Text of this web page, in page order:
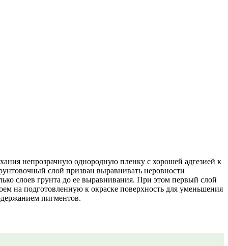
непрозрачную однородную пленку с хорошей адгезией к
слой призван выравнивать неровности
слоев грунта до ее выравнивания. При этом первый слой
на подготовленную к окраске поверхность для уменьшения
пигментов.